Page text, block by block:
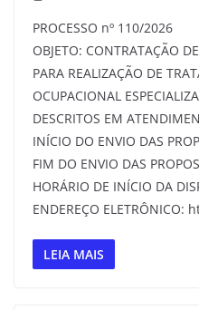
PROCESSO nº 110/2026
OBJETO: CONTRATAÇÃO
PARA REALIZAÇÃO DE
OCUPACIONAL
DESCRITOS EM
INÍCIO DO ENVIO DAS
FIM DO ENVIO DAS
HORÁRIO DE INÍCIO DA
ENDEREÇO
LEIA MAIS